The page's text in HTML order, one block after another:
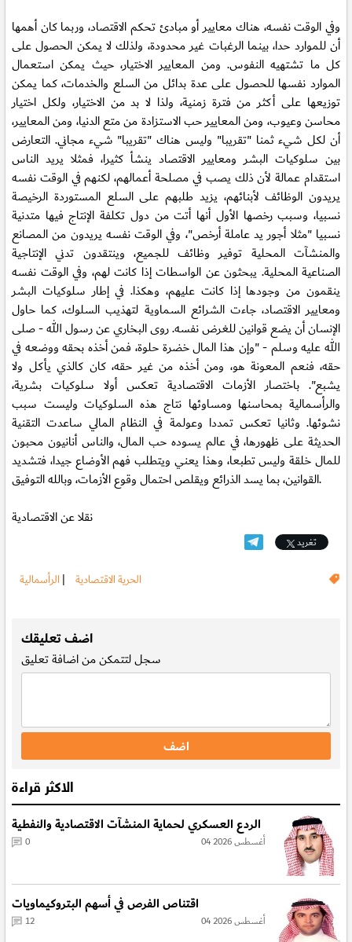
وفي الوقت نفسه، هناك معايير أو مبادئ تحكم الاقتصاد، وربما كان أهمها
أن للموارد حدا، بينما الرغبات غير محدودة، ولذلك لا يمكن الحصول على
كل ما تشتهيه النفوس. ومن المعايير الاختيار، حيث يمكن استعمال
الموارد نفسها للحصول على عدة بدائل من السلع والخدمات، كما يمكن
توزيعها على أكثر من فترة زمنية، ولذا لا بد من الاختيار، ولكل اختيار
محاسن وعيوب، ومن المعايير حب الاستزادة من متع الدنيا، ومن المعايير،
أن لكل شيء ثمنا "تقريبا" وليس هناك "تقريبا" شيء مجاني. التعارض
بين سلوكيات البشر ومعايير الاقتصاد ينشأ كثيرا، فمثلا يريد الناس
استقدام عمالة لأن ذلك يصب في مصلحة أعمالهم، لكنهم في الوقت نفسه
يريدون الوظائف لأبنائهم، يزيد طلبهم على السلع المستوردة الرخيصة
نسبيا، وسبب رخصها الأول أنها أتت من دول تكلفة الإنتاج فيها متدنية
نسبيا "مثلا أجور يد عاملة أرخص"، وفي الوقت نفسه يريدون من المصانع
والمنشآت المحلية توفير وظائف للجميع، وينتقدون تدني الإنتاجية
الصناعية المحلية. يبحثون عن الواسطات إذا كانت لهم، وفي الوقت نفسه
ينقمون من وجودها إذا كانت عليهم، وهكذا. في إطار سلوكيات البشر
ومعايير الاقتصاد، جاءت الشرائع السماوية لتهذيب السلوك، كما حاول
الإنسان أن يضع قوانين للغرض نفسه. روى البخاري عن رسول الله - صلى
الله عليه وسلم - "وإن هذا المال خضرة حلوة، فمن أخذه بحقه ووضعه في
حقه، فنعم المعونة هو، ومن أخذه من غير حقه، كان كالذي يأكل ولا
يشبع". باختصار الأزمات الاقتصادية تعكس أولا سلوكيات بشرية،
والرأسمالية بمحاسنها ومساوئها نتاج هذه السلوكيات وليست سبب
نشوئها. وثانيا تعكس تمددا وعولمة في النظام المالي ساعدت التقنية
الحديثة على ظهورها، في عالم يسوده حب المال، والناس أنانيون محبون
للمال خلقة وليس تطبعا، وهذا يعني ويتطلب فهم الأوضاع جيدا، فتشديد
القوانين، بما يسد الذرائع ويقلص احتمال وقوع الأزمات، وبالله التوفيق.
نقلا عن الاقتصادية
تغريد
الحرية الاقتصادية | الرأسمالية
اضف تعليقك
سجللتتمكن من اضافة تعليق
الاكثر قراءة
الردع العسكري لحماية المنشآت الاقتصادية والنفطية
04 أغسطس 2026 0
اقتناص الفرص في أسهم البتروكيماويات
04 أغسطس 2026 12